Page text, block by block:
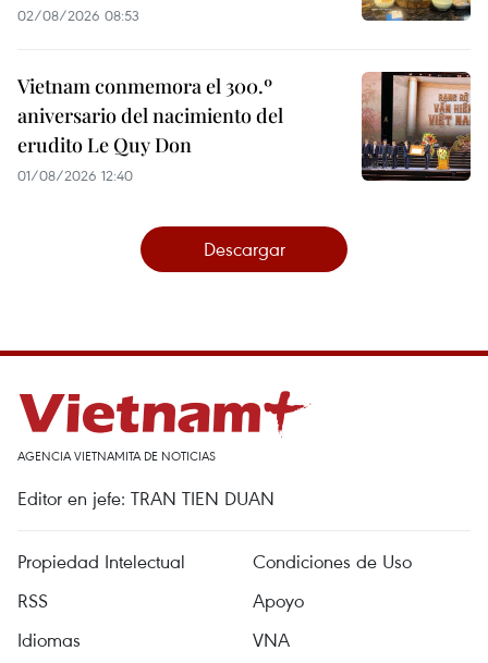
02/08/2026 08:53
Vietnam conmemora el 300.º
aniversario del nacimiento del
erudito Le Quy Don
01/08/2026 12:40
Descargar
AGENCIA VIETNAMITA DE NOTICIAS
Editor en jefe: TRAN TIEN DUAN
Propiedad Intelectual
Condiciones de Uso
RSS
Apoyo
Idiomas
VNA